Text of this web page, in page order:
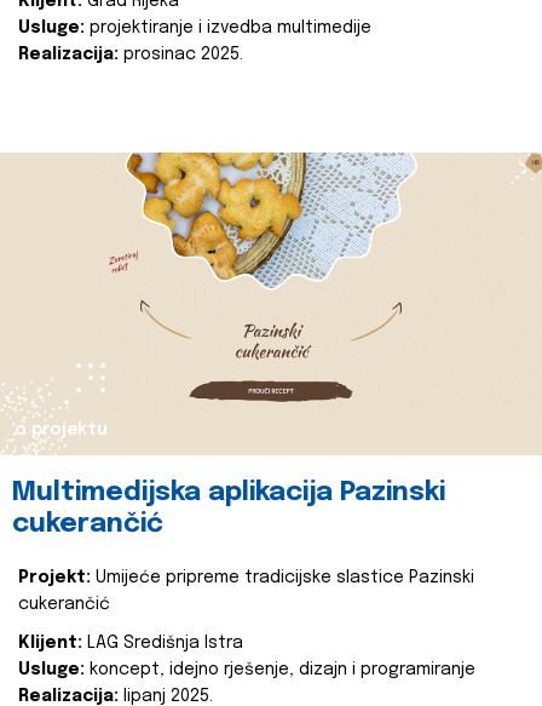
Usluge: projektiranje i izvedba multimedije
Realizacija: prosinac 2025.
o projektu
Multimedijska aplikacija Pazinski
cukerančić
Projekt: Umijeće pripreme tradicijske slastice Pazinski
cukerančić
Klijent: LAG Središnja Istra
Usluge: koncept, idejno rješenje, dizajn i programiranje
Realizacija: lipanj 2025.